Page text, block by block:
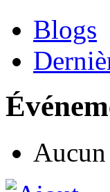
Blogs